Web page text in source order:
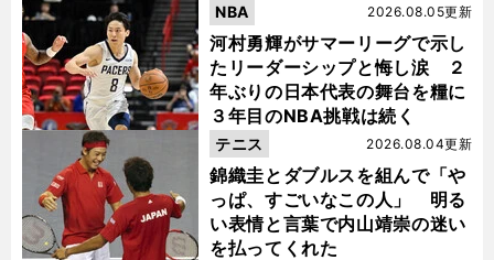
河村勇輝がサマーリーグで示し
たリーダーシップと悔し涙 ２
年ぶりの日本代表の舞台を糧に
３年目のNBA挑戦は続く
2026.08.05更新
NBA
錦織圭とダブルスを組んで「や
っぱ、すごいなこの人」 明る
い表情と言葉で内山靖崇の迷い
を払ってくれた
2026.08.04更新
テニス